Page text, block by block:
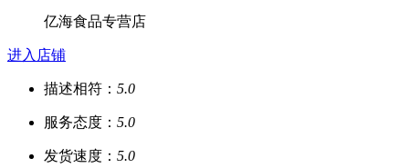
亿海食品专营店
进入店铺
描述相符： 5.0
服务态度： 5.0
发货速度： 5.0